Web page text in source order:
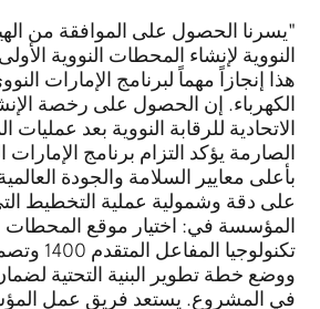
"يسرنا الحصول على الموافقة من
النووية لإنشاء المحطات النووية
هذا إنجازاً مهماً لبرنامج الإمارات
الكهرباء. إن الحصول على رخصة
الاتحادية للرقابة النووية بعد عمليات
الصارمة يؤكد التزام برنامج
بأعلى معايير السلامة والجودة
على دقة وشمولية عملية التخطيط
المؤسسة في: اختيار موقع المحطات
تكنولوجيا
ووضع خطة تطوير البنية التحتية
في المشروع. يستعد فريق عمل